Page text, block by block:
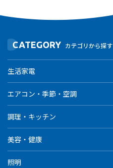
CATEGORY カテゴリから探す
生活家電
エアコン・季節・空調
調理・キッチン
美容・健康
照明